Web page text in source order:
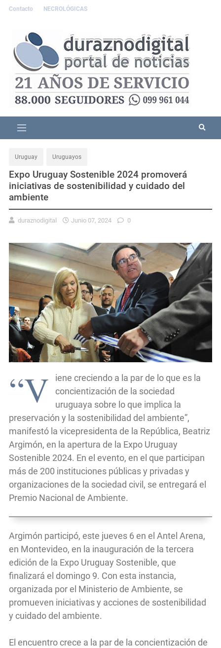
Contacto NECROLÓGICAS
Uruguay Uruguayos
Expo Uruguay Sostenible 2024 promoverá
iniciativas de sostenibilidad y cuidado del
ambiente
duraznodigital Junio 07, 2024 0
“V
iene creciendo a la par de lo que es la
concientización de la sociedad
uruguaya sobre lo que implica la
preservación y la sostenibilidad del ambiente”,
manifestó la vicepresidenta de la República, Beatriz
Argimón, en la apertura de la Expo Uruguay
Sostenible 2024. En el evento, en el que participan
más de 200 instituciones públicas y privadas y
organizaciones de la sociedad civil, se entregará el
Premio Nacional de Ambiente.
Argimón participó, este jueves 6 en el Antel Arena,
en Montevideo, en la inauguración de la tercera
edición de la Expo Uruguay Sostenible, que
finalizará el domingo 9. Con esta instancia,
organizada por el Ministerio de Ambiente, se
promueven iniciativas y acciones de sostenibilidad
y cuidado del ambiente.
El encuentro crece a la par de la concientización de